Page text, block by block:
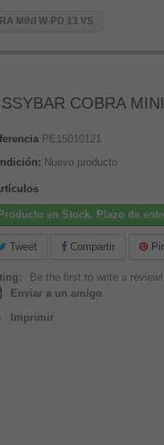
MINI W-PD 13 VS
COBRA
PE15010121
Nuevo producto
Producto en Stock. Plazo de
Tweet Compartir
Be the first to write a review!
Enviar a un amigo
Imprimir